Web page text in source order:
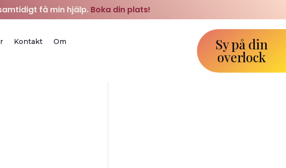
få min hjälp. Boka din plats!
Kontakt Om Sy på din
overlock